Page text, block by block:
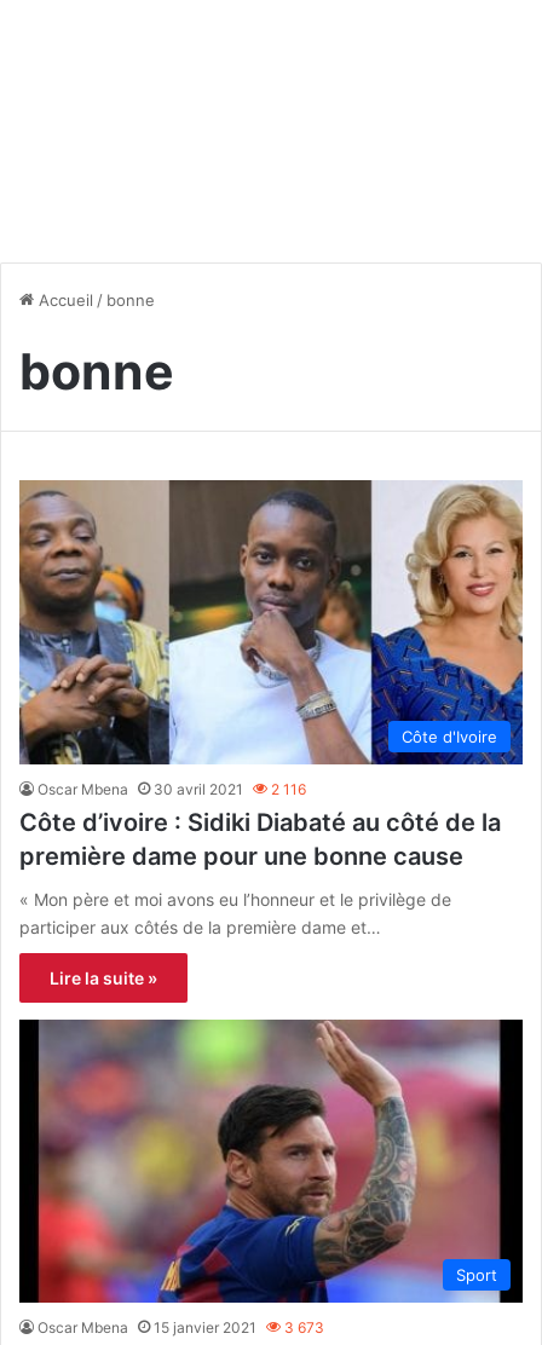
Accueil / bonne
bonne
Côte d'Ivoire
Oscar Mbena 30 avril 2021 2 116
Côte d’ivoire : Sidiki Diabaté au côté de la
première dame pour une bonne cause
« Mon père et moi avons eu l’honneur et le privilège de
participer aux côtés de la première dame et…
Lire la suite »
Sport
Oscar Mbena 15 janvier 2021 3 673